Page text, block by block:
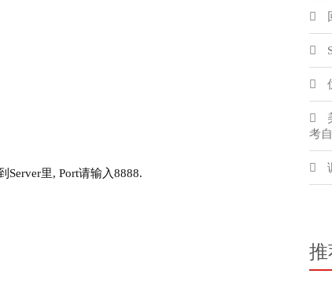
Server里, Port请输入8888.
考
推